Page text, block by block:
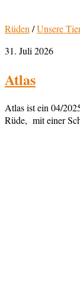
Rüden /Unsere
31. Juli 2026
Atlas
Atlas ist ein 04/
Rüde, mit einer